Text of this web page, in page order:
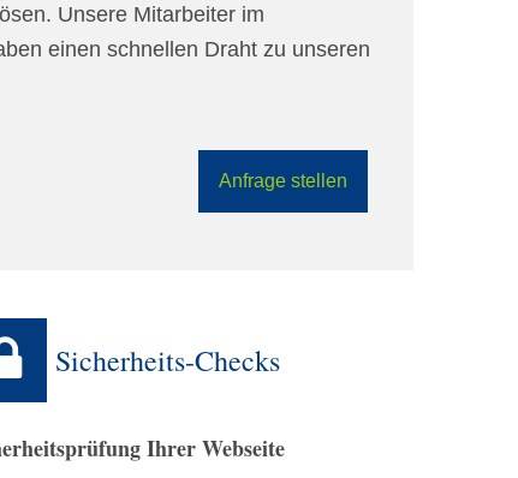
Unsere Mitarbeiter im
einen schnellen Draht zu unseren
Anfrage stellen
Sicherheits-Checks
Ihrer Webseite